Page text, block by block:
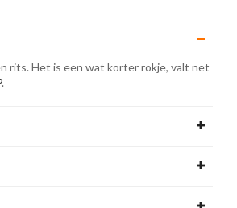
rits. Het is een wat korter rokje, valt net
.